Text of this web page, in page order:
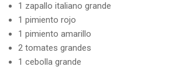
1 zapallo italiano grande
1 pimiento rojo
1 pimiento amarillo
2 tomates grandes
1 cebolla grande